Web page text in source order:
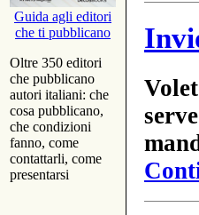
Guida agli editori
che ti pubblicano
Oltre 350 editori
che pubblicano
autori italiani: che
cosa pubblicano,
che condizioni
fanno, come
contattarli, come
presentarsi